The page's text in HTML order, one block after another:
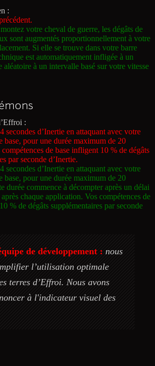
:
votre cheval de guerre, les dégâts de
sont augmentés proportionnellement à votre
Si elle se trouve dans votre barre
est automatiquement infligée à un
aléatoire à un intervalle basé sur votre vitesse
:
secondes d’Inertie en attaquant avec votre
base, pour une durée maximum de 20
compétences de base infligent 10 % de dégâts
par seconde d’Inertie.
secondes d’Inertie en attaquant avec votre
base, pour une durée maximum de 20
durée commence à décompter après un délai
chaque application. Vos compétences de
% de dégâts supplémentaires par seconde
de développement : nous
l’utilisation optimale
terres d’Effroi. Nous avons
à l'indicateur visuel des